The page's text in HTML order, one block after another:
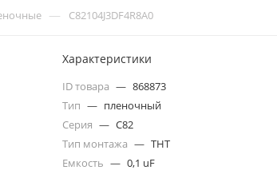
— C82104J3DF4R8A0
Характеристики
ID товара — 868873
Тип — пленочный
Серия — C82
Тип монтажа — THT
Емкость — 0,1 uF